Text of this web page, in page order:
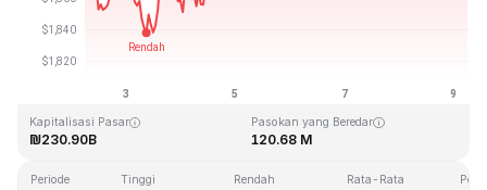
Terakhir Diperbarui: 2026-08-09, 06:14 GMT+0
Kapitalisasi Pasar
₪230.90B
Pasokan yang Beredar
120.68 M
Periode Tinggi Rendah Rata-Rata